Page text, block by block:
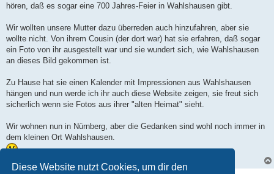
Diese Website nutzt Cookies, um dir den
hören, daß es sogar eine 700 Jahres-Feier in Wahlshausen gibt.
Wir wollten unsere Mutter dazu überreden auch hinzufahren, aber sie
wollte nicht. Von ihrem Cousin (der dort war) hat sie erfahren, daß sogar
ein Foto von ihr ausgestellt war und sie wundert sich, wie Wahlshausen
an dieses Bild gekommen ist.
Zu Hause hat sie einen Kalender mit Impressionen aus Wahlshausen
hängen und nun werde ich ihr auch diese Website zeigen, sie freut sich
sicherlich wenn sie Fotos aus ihrer "alten Heimat" sieht.
Wir wohnen nun in Nürnberg, aber die Gedanken sind wohl noch immer in
dem kleinen Ort Wahlshausen.